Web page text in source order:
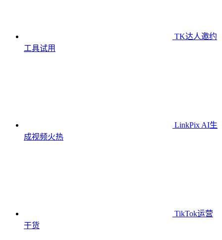
TK达人邀约
工具试用
LinkPix AI生
成视频火热
TikTok运营
干货